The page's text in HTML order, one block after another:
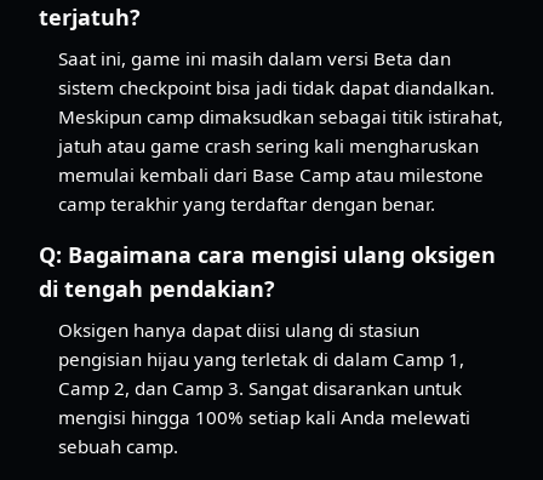
terjatuh?
Saat ini, game ini masih dalam versi Beta dan
sistem checkpoint bisa jadi tidak dapat diandalkan.
Meskipun camp dimaksudkan sebagai titik istirahat,
jatuh atau game crash sering kali mengharuskan
memulai kembali dari Base Camp atau milestone
camp terakhir yang terdaftar dengan benar.
Q: Bagaimana cara mengisi ulang oksigen
di tengah pendakian?
Oksigen hanya dapat diisi ulang di stasiun
pengisian hijau yang terletak di dalam Camp 1,
Camp 2, dan Camp 3. Sangat disarankan untuk
mengisi hingga 100% setiap kali Anda melewati
sebuah camp.